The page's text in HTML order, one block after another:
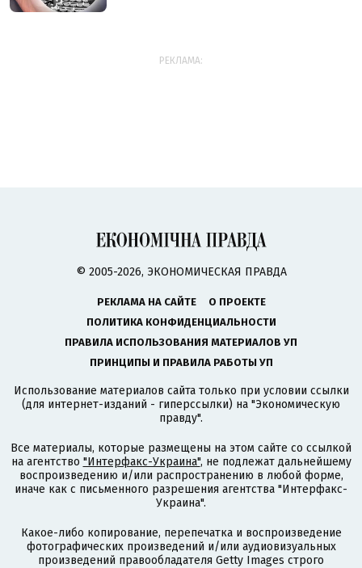
РЕКЛАМА:
© 2005-2026, ЭКОНОМИЧЕСКАЯ ПРАВДА
РЕКЛАМА НА САЙТЕ
О ПРОЕКТЕ
ПОЛИТИКА КОНФИДЕНЦИАЛЬНОСТИ
ПРАВИЛА ИСПОЛЬЗОВАНИЯ МАТЕРИАЛОВ УП
ПРИНЦИПЫ И ПРАВИЛА РАБОТЫ УП
Использование материалов сайта только при условии ссылки
(для интернет-изданий - гиперссылки) на "Экономическую
правду".
Все материалы, которые размещены на этом сайте со ссылкой
на агентство "Интерфакс-Украина", не подлежат дальнейшему
воспроизведению и/или распространению в любой форме,
иначе как с письменного разрешения агентства "Интерфакс-
Украина".
Какое-либо копирование, перепечатка и воспроизведение
фотографических произведений и/или аудиовизуальных
произведений правообладателя Getty Images строго